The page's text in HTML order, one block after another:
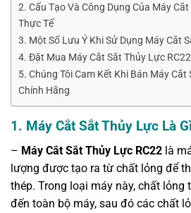
2. Cấu Tạo Và Công Dụng Của Máy
Thực Tế
3. Một Số Lưu Ý Khi Sử Dụng Máy Cắt
4. Đặt Mua Máy Cắt Sắt Thủy Lực
5. Chúng Tôi Cam Kết Khi Bán Máy Cắt
Chính Hãng
1. Máy Cắt Sắt Thủy Lực Là
– Máy Cắt Sắt Thủy Lực RC22 là
lượng được tạo ra từ chất lỏng để
thép. Trong loại máy này, chất lỏng
đến toàn bộ máy, sau đó các chất